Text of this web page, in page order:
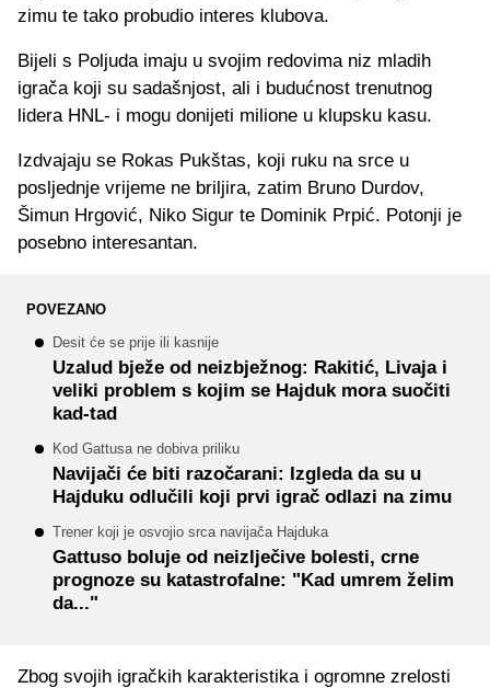
zimu te tako probudio interes klubova.
Bijeli s Poljuda imaju u svojim redovima niz mladih
igrača koji su sadašnjost, ali i budućnost trenutnog
lidera HNL- i mogu donijeti milione u klupsku kasu.
Izdvajaju se Rokas Pukštas, koji ruku na srce u
posljednje vrijeme ne briljira, zatim Bruno Durdov,
Šimun Hrgović, Niko Sigur te Dominik Prpić. Potonji je
posebno interesantan.
POVEZANO
Desit će se prije ili kasnije
Uzalud bježe od neizbježnog: Rakitić, Livaja i
veliki problem s kojim se Hajduk mora suočiti
kad-tad
Kod Gattusa ne dobiva priliku
Navijači će biti razočarani: Izgleda da su u
Hajduku odlučili koji prvi igrač odlazi na zimu
Trener koji je osvojio srca navijača Hajduka
Gattuso boluje od neizlječive bolesti, crne
prognoze su katastrofalne: "Kad umrem želim
da..."
Zbog svojih igračkih karakteristika i ogromne zrelosti